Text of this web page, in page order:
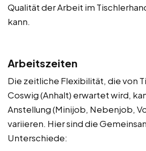
Qualität der Arbeit im
kann.
Arbeitszeiten
Die zeitliche Flexibilität, die von
Coswig (Anhalt) erwartet wird,
Anstellung (Minijob, Nebenjob,
variieren. Hier sind die
Unterschiede: